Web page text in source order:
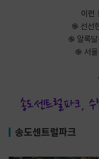
이런
֎ 선선
֎ 알록달
֎ 서울
송도센트럴파크, 수
송도센트럴파크